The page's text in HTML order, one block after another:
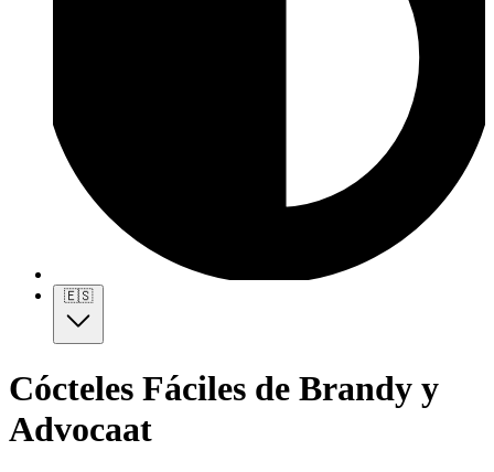
🇪🇸
Cócteles Fáciles de Brandy y
Advocaat